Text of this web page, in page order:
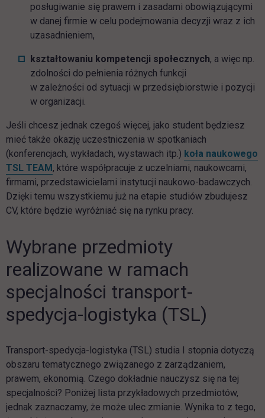
posługiwanie się prawem i zasadami obowiązującymi
w danej firmie w celu podejmowania decyzji wraz z ich
uzasadnieniem,
kształtowaniu kompetencji społecznych, a więc np.
zdolności do pełnienia różnych funkcji
w zależności od sytuacji w przedsiębiorstwie i pozycji
w organizacji.
Jeśli chcesz jednak czegoś więcej, jako student będziesz
mieć także okazję uczestniczenia w spotkaniach
(konferencjach, wykładach, wystawach itp.) koła naukowego
TSL TEAM link otwiera się w nowej karcie
, które współpracuje z uczelniami, naukowcami,
firmami, przedstawicielami instytucji naukowo-badawczych.
Dzięki temu wszystkiemu już na etapie studiów zbudujesz
CV, które będzie wyróżniać się na rynku pracy.
Wybrane przedmioty
realizowane w ramach
specjalności transport-
spedycja-logistyka (TSL)
Transport-spedycja-logistyka (TSL) studia I stopnia dotyczą
obszaru tematycznego związanego z zarządzaniem,
prawem, ekonomią. Czego dokładnie nauczysz się na tej
specjalności? Poniżej lista przykładowych przedmiotów,
jednak zaznaczamy, że może ulec zmianie. Wynika to z tego,